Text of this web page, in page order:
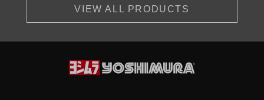
VIEW ALL PRODUCTS